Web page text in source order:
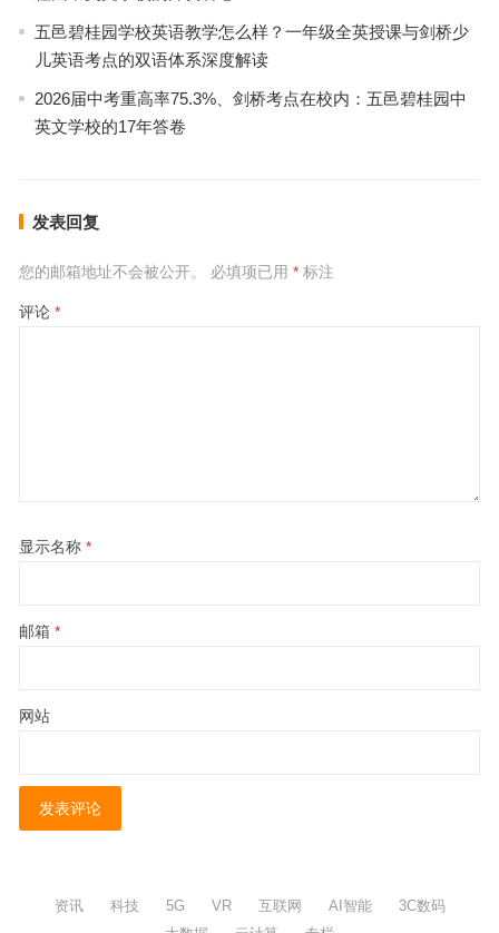
五邑碧桂园学校英语教学怎么样？一年级全英授课与剑桥少
儿英语考点的双语体系深度解读
2026届中考重高率75.3%、剑桥考点在校内：五邑碧桂园中
英文学校的17年答卷
发表回复
您的邮箱地址不会被公开。 必填项已用 *标注
评论 *
显示名称 *
邮箱 *
网站
资讯 科技 5G VR 互联网 AI智能
3C数码